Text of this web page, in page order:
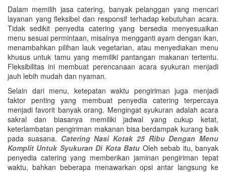
Dalam memilih jasa catering, banyak pelanggan yang mencari
layanan yang fleksibel dan responsif terhadap kebutuhan acara.
Tidak sedikit penyedia catering yang bersedia menyesuaikan
menu sesuai permintaan, misalnya mengganti ayam dengan ikan,
menambahkan pilihan lauk vegetarian, atau menyediakan menu
khusus untuk tamu yang memiliki pantangan makanan tertentu.
Fleksibilitas ini membuat perencanaan acara syukuran menjadi
jauh lebih mudah dan nyaman.
Selain dari menu, ketepatan waktu pengiriman juga menjadi
faktor penting yang membuat penyedia catering terpercaya
menjadi favorit banyak orang. Mengingat syukuran adalah acara
sakral dan biasanya memiliki jadwal yang cukup ketat,
keterlambatan pengiriman makanan bisa berdampak kurang baik
pada suasana. Catering Nasi Kotak 25 Ribu Dengan Menu
Komplit Untuk Syukuran Di Kota Batu Oleh sebab itu, banyak
penyedia catering yang memberikan jaminan pengiriman tepat
waktu, bahkan beberapa menawarkan opsi antar langsung ke